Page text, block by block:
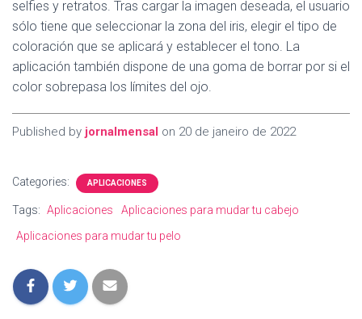
selfies y retratos. Tras cargar la imagen deseada, el usuario
sólo tiene que seleccionar la zona del iris, elegir el tipo de
coloración que se aplicará y establecer el tono. La
aplicación también dispone de una goma de borrar por si el
color sobrepasa los límites del ojo.
Published by jornalmensal on 20 de janeiro de 2022
Categories: APLICACIONES
Tags: Aplicaciones
Aplicaciones para mudar tu cabejo
Aplicaciones para mudar tu pelo